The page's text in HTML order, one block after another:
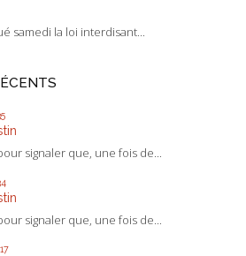
samedi la loi interdisant...
signaler que, une fois de...
signaler que, une fois de...